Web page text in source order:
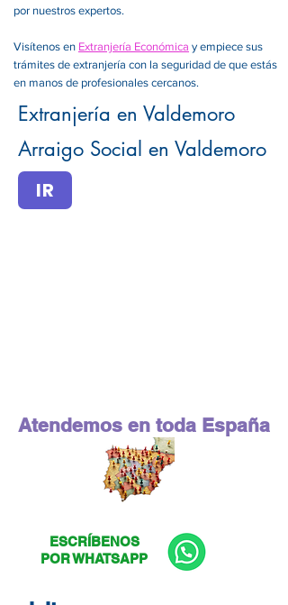
por nuestros expertos.
Visítenos en Extranjería Económica y empiece sus
trámites de extranjería con la seguridad de que estás
en manos de profesionales cercanos.
Extranjería en Valdemoro
Arraigo Social en Valdemoro
IR
Atendemos en toda España
ESCRÍBENOS
POR WHATSAPP